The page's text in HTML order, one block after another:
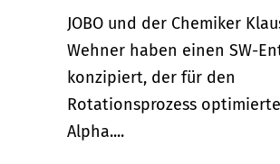
JOBO und der Chemiker
Wehner haben einen SW-
konzipiert, der für den
Rotationsprozess
Alpha....